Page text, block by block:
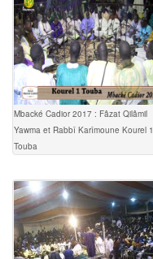
Mbacké Cadior 2017 : Fâzat Qilâmil
Yawma et Rabbî Karîmoune Kourel 1
Touba